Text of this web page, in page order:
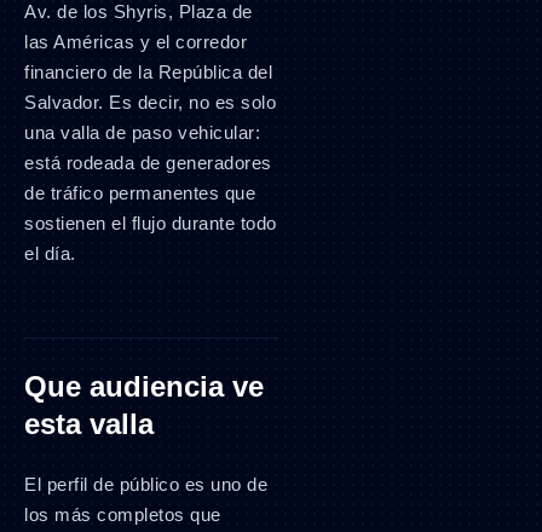
Av. de los Shyris, Plaza de
las Américas y el corredor
financiero de la República del
Salvador. Es decir, no es solo
una valla de paso vehicular:
está rodeada de generadores
de tráfico permanentes que
sostienen el flujo durante todo
el día.
Que audiencia ve
esta valla
El perfil de público es uno de
los más completos que